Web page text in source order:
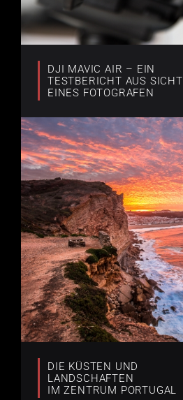
DJI MAVIC AIR – EIN
TESTBERICHT AUS SICHT
EINES FOTOGRAFEN
DIE KÜSTEN UND
LANDSCHAFTEN
IM ZENTRUM PORTUGAL